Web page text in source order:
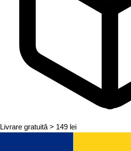
Livrare gratuită > 149 lei